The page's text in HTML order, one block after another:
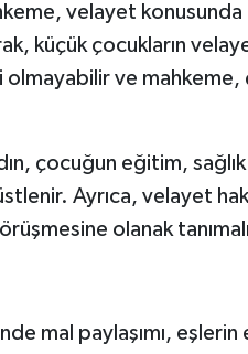
velayet konusunda
küçük çocukların
olmayabilir ve
çocuğun eğitim,
Ayrıca, velayet
olanak
mal paylaşımı,